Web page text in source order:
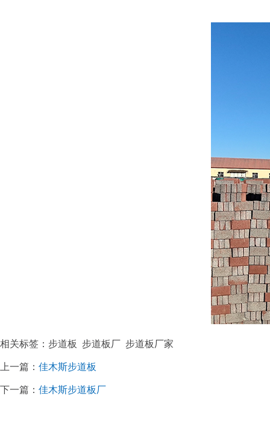
相关标签：步道板 步道板厂 步道板厂家
上一篇： 佳木斯步道板
下一篇： 佳木斯步道板厂